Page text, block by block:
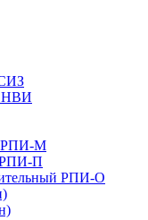
НВИ
РПИ-М
РПИ-П
РПИ-О